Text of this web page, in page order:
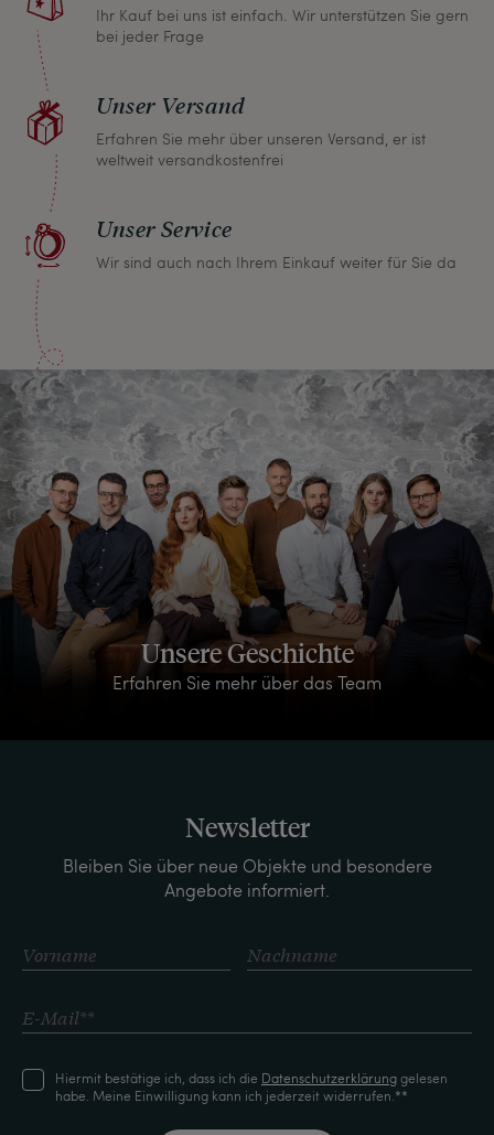
Ihr Kauf bei uns ist einfach. Wir unterstützen Sie gern
bei jeder Frage
Unser Versand
Erfahren Sie mehr über unseren Versand, er ist
weltweit versandkostenfrei
Unser Service
Wir sind auch nach Ihrem Einkauf weiter für Sie da
Unsere Geschichte
Erfahren Sie mehr über das Team
Newsletter
Bleiben Sie über neue Objekte und besondere
Angebote informiert.
Hiermit bestätige ich, dass ich die Daten­schutz­erklärunggelesen
habe. Meine Einwilligung kann ich jederzeit widerrufen.**